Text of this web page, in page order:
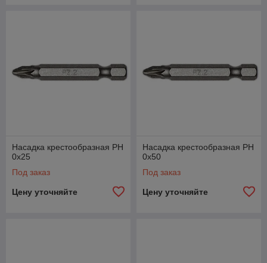
Насадка крестообразная PН
0х25
Под заказ
Цену уточняйте
Насадка крестообразная PН
0х50
Под заказ
Цену уточняйте